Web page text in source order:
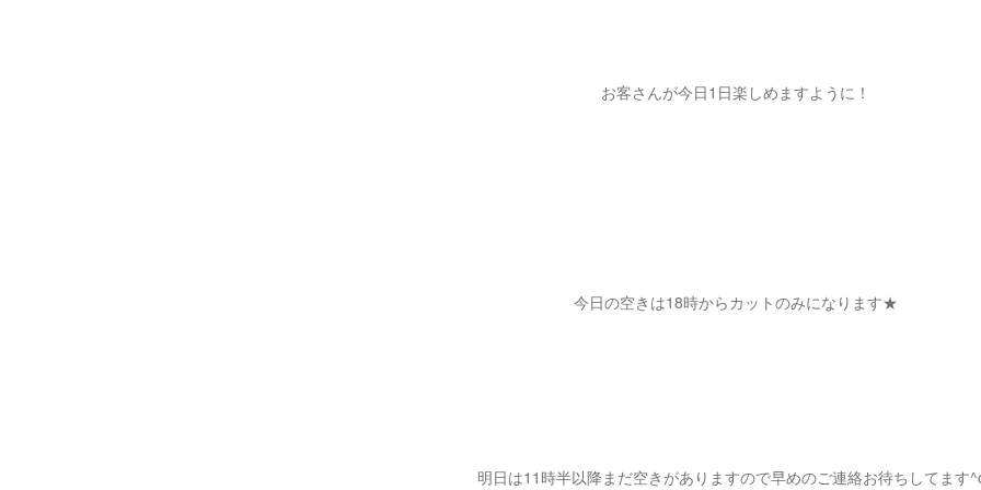
お客さんが今日1日楽しめますように！
今日の空きは18時からカットのみになります★
明日は11時半以降まだ空きがありますので早めのご連絡お待ちしてます